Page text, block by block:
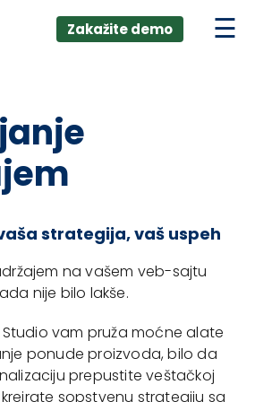
Zakažite demo
strategija, vaš uspeh
na vašem veb-sajtu
nije bilo lakše.
vam pruža moćne alate
ponude proizvoda, bilo da
prepustite veštačkoj
sopstvenu strategiju sa